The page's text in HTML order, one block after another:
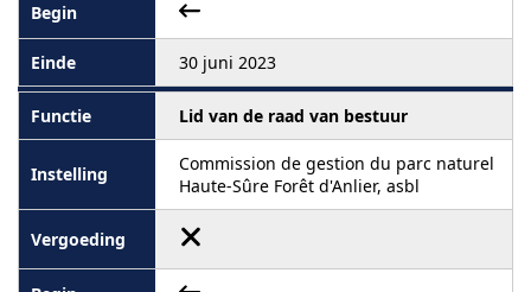
30 juni 2023
Lid van de raad van bestuur
Commission de gestion du parc naturel
Haute-Sûre Forêt d'Anlier, asbl